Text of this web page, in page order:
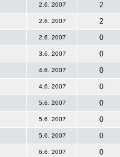
2.6. 2007
2
2.6. 2007
2
2.6. 2007
0
3.6. 2007
0
4.6. 2007
0
4.6. 2007
0
5.6. 2007
0
5.6. 2007
0
5.6. 2007
0
6.6. 2007
0